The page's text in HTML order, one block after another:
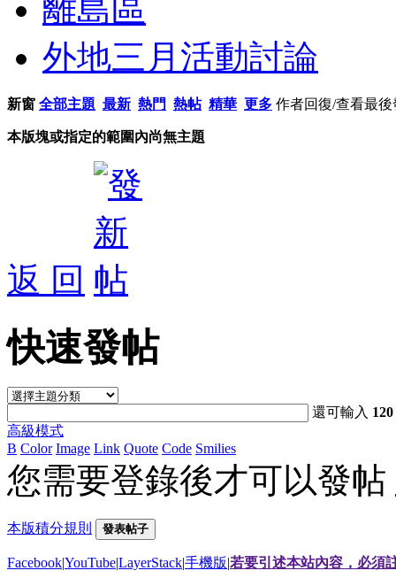
離島區
外地三月活動討論
新窗 全部主題 最新 熱門 熱帖 精華 更多 作者回復/查看最後
本版塊或指定的範圍內尚無主題
返 回
快速發帖
還可輸入 120
高級模式
B Color Image Link Quote Code Smilies
您需要登錄後才可以發帖
本版積分規則 發表帖子
Facebook|YouTube|LayerStack|手機版|若要引述本站內容，必須